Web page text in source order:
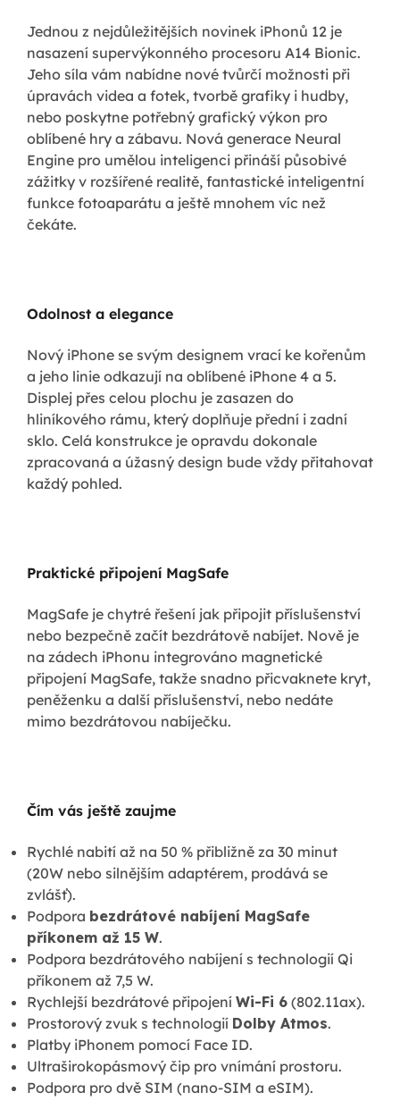
Jednou z nejdůležitějších novinek iPhonů 12 je
nasazení supervýkonného procesoru A14 Bionic.
Jeho síla vám nabídne nové tvůrčí možnosti při
úpravách videa a fotek, tvorbě grafiky i hudby,
nebo poskytne potřebný grafický výkon pro
oblíbené hry a zábavu. Nová generace Neural
Engine pro umělou inteligenci přináší působivé
zážitky v rozšířené realitě, fantastické inteligentní
funkce fotoaparátu a ještě mnohem víc než
čekáte.
Odolnost a elegance
Nový iPhone se svým designem vrací ke kořenům
a jeho linie odkazují na oblíbené iPhone 4 a 5.
Displej přes celou plochu je zasazen do
hliníkového rámu, který doplňuje přední i zadní
sklo. Celá konstrukce je opravdu dokonale
zpracovaná a úžasný design bude vždy přitahovat
každý pohled.
Praktické připojení MagSafe
MagSafe je chytré řešení jak připojit příslušenství
nebo bezpečně začít bezdrátově nabíjet. Nově je
na zádech iPhonu integrováno magnetické
připojení MagSafe, takže snadno přicvaknete kryt,
peněženku a další příslušenství, nebo nedáte
mimo bezdrátovou nabíječku.
Čím vás ještě zaujme
Rychlé nabití až na 50 % přibližně za 30 minut
(20W nebo silnějším adaptérem, prodává se
zvlášť).
Podpora bezdrátové nabíjení MagSafe
příkonem až 15 W.
Podpora bezdrátového nabíjení s technologií Qi
příkonem až 7,5 W.
Rychlejší bezdrátové připojení Wi-Fi 6 (802.11ax).
Prostorový zvuk s technologií Dolby Atmos.
Platby iPhonem pomocí Face ID.
Ultraširokopásmový čip pro vnímání prostoru.
Podpora pro dvě SIM (nano-SIM a eSIM).